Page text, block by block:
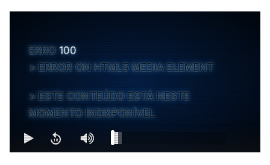
ERRO 100
ERROR ON HTML5 MEDIA ELEMENT
ESTE CONTEÚDO ESTÁ NESTE
MOMENTO INDISPONÍVEL